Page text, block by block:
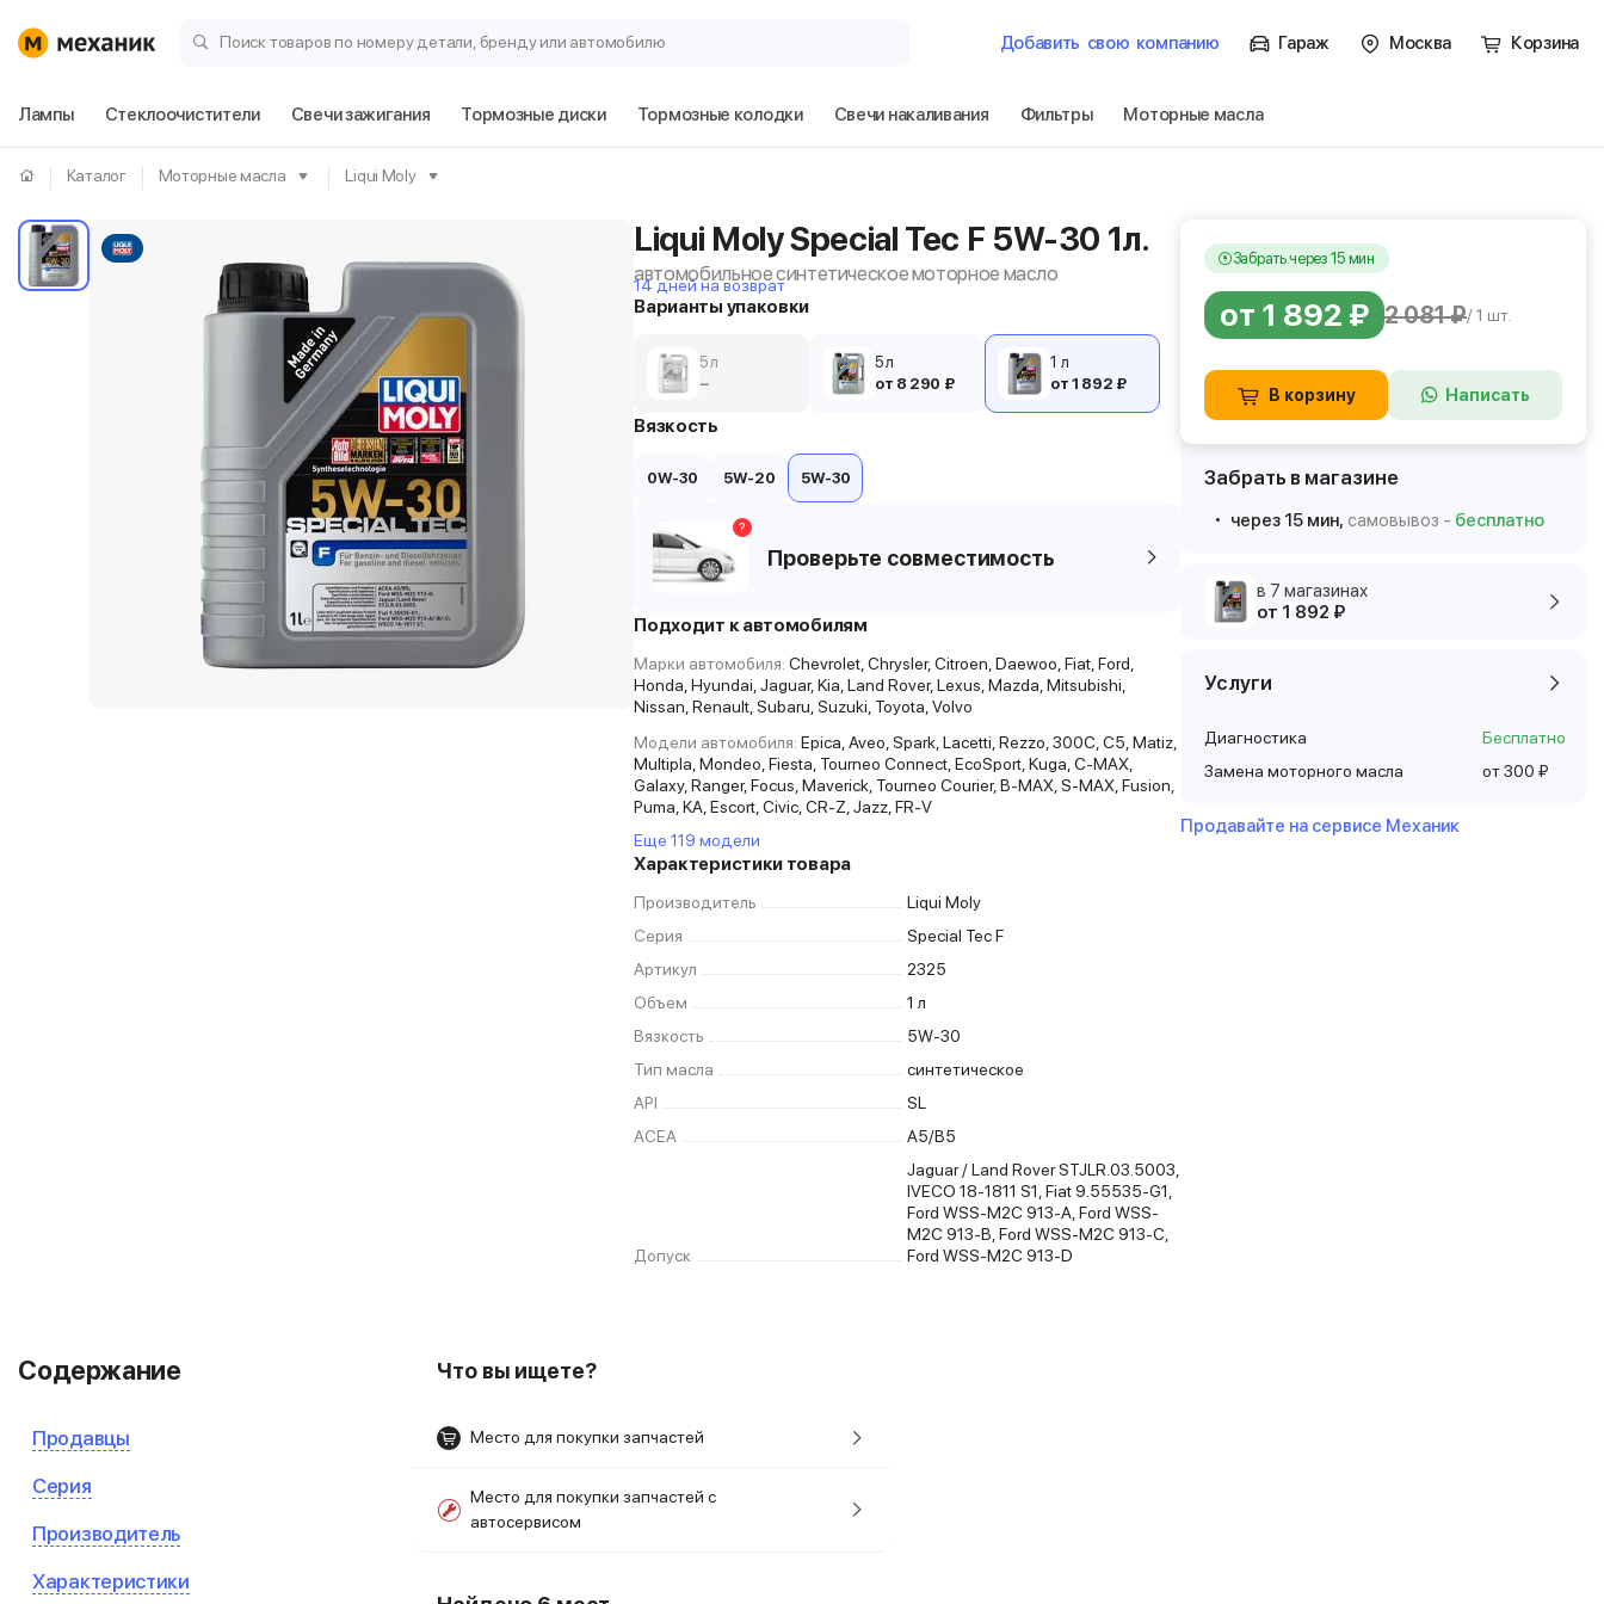
Поиск товаров по номеру детали, бренду или автомобилю Добавить свою компанию Гараж Москва Корзина
Лампы Стеклоочистители Свечи зажигания Тормозные диски Тормозные колодки Свечи накаливания Фильтры Моторные масла
Каталог Моторные масла Liqui Moly
Liqui Moly Special Tec F 5W-30 1л.
автомобильное синтетическое моторное масло
14 дней на возврат
Варианты упаковки
5 л
−
5 л
от 8 290 ₽
1 л
от 1 892 ₽
Вязкость
0W-30 5W-20 5W-30
Проверьте совместимость
?
Подходит к автомобилям
Марки автомобиля: Chevrolet, Chrysler, Citroen, Daewoo, Fiat, Ford,
Honda, Hyundai, Jaguar, Kia, Land Rover, Lexus, Mazda, Mitsubishi,
Nissan, Renault, Subaru, Suzuki, Toyota, Volvo
Модели автомобиля: Epica, Aveo, Spark, Lacetti, Rezzo, 300C, C5, Matiz,
Multipla, Mondeo, Fiesta, Tourneo Connect, EcoSport, Kuga, C-MAX,
Galaxy, Ranger, Focus, Maverick, Tourneo Courier, B-MAX, S-MAX, Fusion,
Puma, KA, Escort, Civic, CR-Z, Jazz, FR-V
Еще 119 модели
Характеристики товара
Производитель
Liqui Moly
Серия
Special Tec F
Артикул
2325
Объем
1 л
Вязкость
5W-30
Тип масла
синтетическое
API
SL
ACEA
A5/B5
Допуск
Jaguar / Land Rover STJLR.03.5003,
IVECO 18-1811 S1, Fiat 9.55535-G1,
Ford WSS-M2C 913-A, Ford WSS-
M2C 913-B, Ford WSS-M2C 913-C,
Ford WSS-M2C 913-D
Забрать через 15 мин
от 1 892 ₽ 2 081 ₽/ 1 шт.
В корзину Написать
Забрать в магазине
через 15 мин, самовывоз - бесплатно
в 7 магазинах
от 1 892 ₽
Услуги
Диагностика
Бесплатно
Замена моторного масла
от 300 ₽
Продавайте на сервисе Механик
Содержание
Продавцы
Серия
Производитель
Характеристики
Что вы ищете?
Место для покупки запчастей
Место для покупки запчастей с
автосервисом